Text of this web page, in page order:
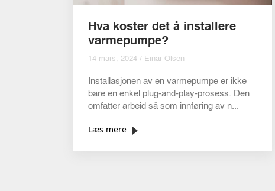
Hva koster det å installere
varmepumpe?
14 mars, 2024 / Einar Olsen
Installasjonen av en varmepumpe er ikke
bare en enkel plug-and-play-prosess. Den
omfatter arbeid så som innføring av n...
Læs mere